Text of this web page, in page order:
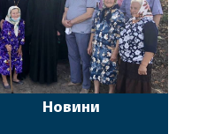
Новини